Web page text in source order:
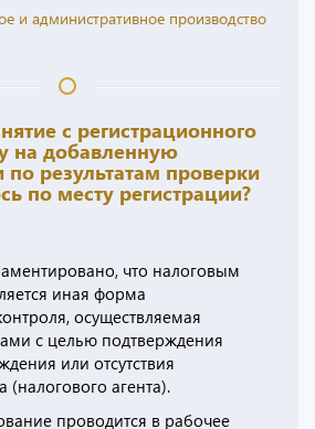
и административное производство
с регистрационного
на добавленную
по результатам проверки
по месту регистрации?
что налоговым
иная форма
осуществляемая
с целью подтверждения
или отсутствия
(налогового агента).
проводится в рабочее